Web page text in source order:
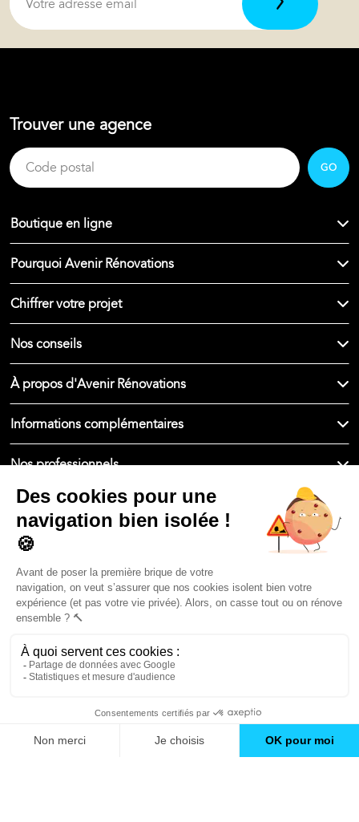
Trouver une agence
GO
Boutique en ligne
Pourquoi Avenir Rénovations
Chiffrer votre projet
Nos conseils
À propos d'Avenir Rénovations
Informations complémentaires
Nos professionnels
🇫🇷 France